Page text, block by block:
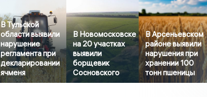
В Тульской
области выявили
нарушение
регламента при
декларировании
ячменя
В Новомосковске
на 20 участках
выявили
борщевик
Сосновского
В Арсеньевском
районе выявили
нарушения при
хранении 100
тонн пшеницы